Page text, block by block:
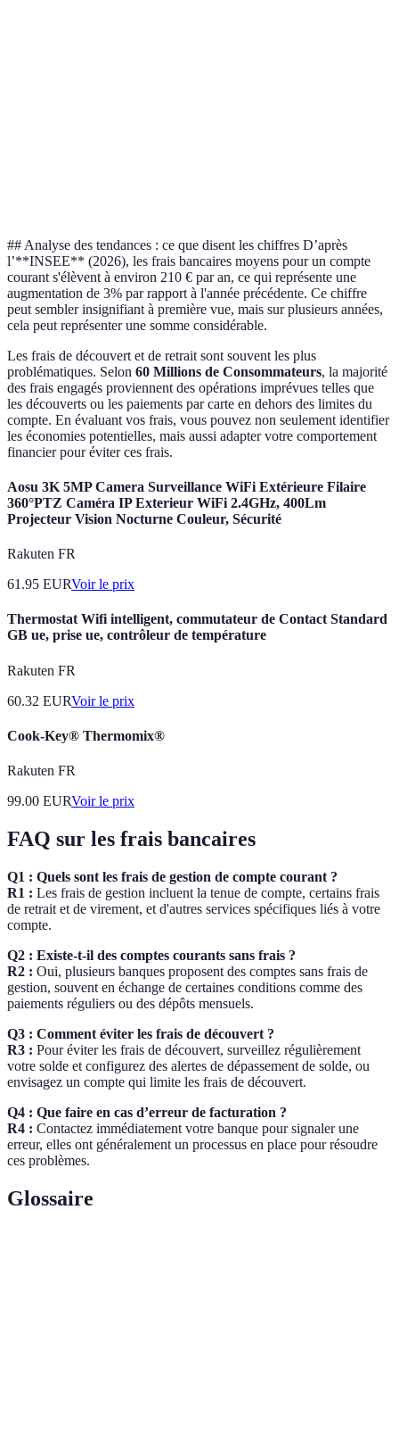
## Analyse des tendances : ce que disent les chiffres D’après
l’**INSEE** (2026), les frais bancaires moyens pour un compte
courant s'élèvent à environ 210 € par an, ce qui représente une
augmentation de 3% par rapport à l'année précédente. Ce chiffre
peut sembler insignifiant à première vue, mais sur plusieurs années,
cela peut représenter une somme considérable.
Les frais de découvert et de retrait sont souvent les plus
problématiques. Selon 60 Millions de Consommateurs, la majorité
des frais engagés proviennent des opérations imprévues telles que
les découverts ou les paiements par carte en dehors des limites du
compte. En évaluant vos frais, vous pouvez non seulement identifier
les économies potentielles, mais aussi adapter votre comportement
financier pour éviter ces frais.
Aosu 3K 5MP Camera Surveillance WiFi Extérieure Filaire
360°PTZ Caméra IP Exterieur WiFi 2.4GHz, 400Lm
Projecteur Vision Nocturne Couleur, Sécurité
Rakuten FR
61.95 EURVoir le prix
Thermostat Wifi intelligent, commutateur de Contact Standard
GB ue, prise ue, contrôleur de température
Rakuten FR
60.32 EURVoir le prix
Cook-Key® Thermomix®
Rakuten FR
99.00 EURVoir le prix
FAQ sur les frais bancaires
Q1 : Quels sont les frais de gestion de compte courant ?
R1 : Les frais de gestion incluent la tenue de compte, certains frais
de retrait et de virement, et d'autres services spécifiques liés à votre
compte.
Q2 : Existe-t-il des comptes courants sans frais ?
R2 : Oui, plusieurs banques proposent des comptes sans frais de
gestion, souvent en échange de certaines conditions comme des
paiements réguliers ou des dépôts mensuels.
Q3 : Comment éviter les frais de découvert ?
R3 : Pour éviter les frais de découvert, surveillez régulièrement
votre solde et configurez des alertes de dépassement de solde, ou
envisagez un compte qui limite les frais de découvert.
Q4 : Que faire en cas d’erreur de facturation ?
R4 : Contactez immédiatement votre banque pour signaler une
erreur, elles ont généralement un processus en place pour résoudre
ces problèmes.
Glossaire